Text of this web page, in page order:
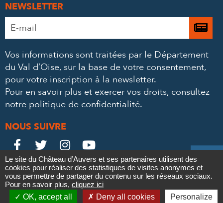
Contact

NEWSLETTER
Adresse
e-
*
Je
à
Vos informations sont traitées par le Département
du Val d’Oise, sur la base de votre consentement,
pour votre inscription à la newsletter.
Pour en savoir plus et exercer vos droits, consultez
notre politique de confidentialité.
NOUS SUIVRE
Le
Château
sur

Le
Château
sur

Le
Château
sur

Le
Château
sur

Mentions légales Politique de confidentialité
Crédits
Partenaires & Mécènes
Recrutement
Plan du site
Le site du Château d’Auvers et ses partenaires utilisent des
cookies pour réaliser des statistiques de visites anonymes et
vous permettre de partager du contenu sur les réseaux sociaux.
Pour en savoir plus, cliquez ici
OK, accept all
Deny all cookies Personalize